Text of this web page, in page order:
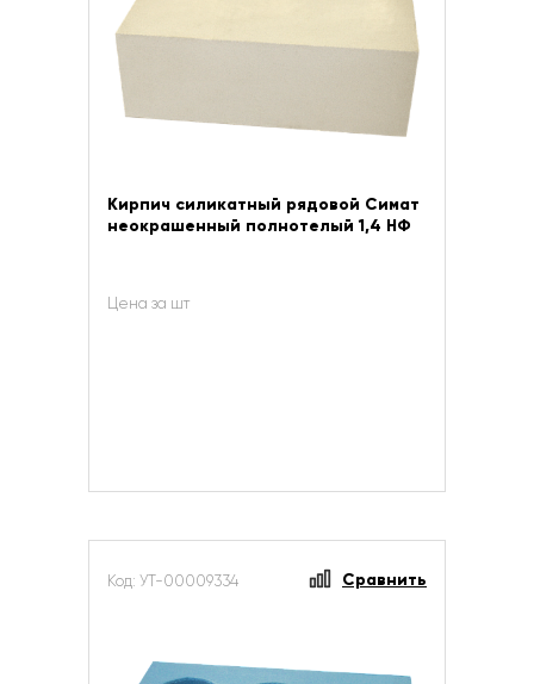
Кирпич силикатный рядовой Симат
неокрашенный полнотелый 1,4 НФ
Цена за шт
Код: УТ-00009334 Сравнить